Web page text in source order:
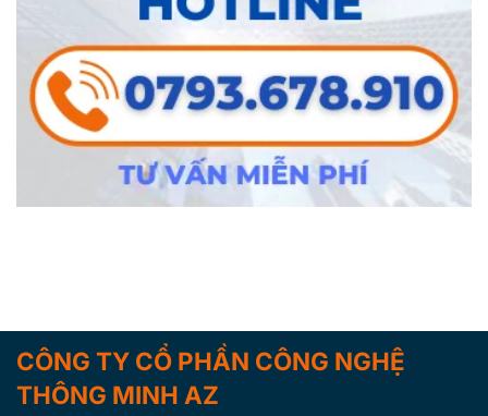
CÔNG TY CỔ PHẦN CÔNG NGHỆ
THÔNG MINH AZ